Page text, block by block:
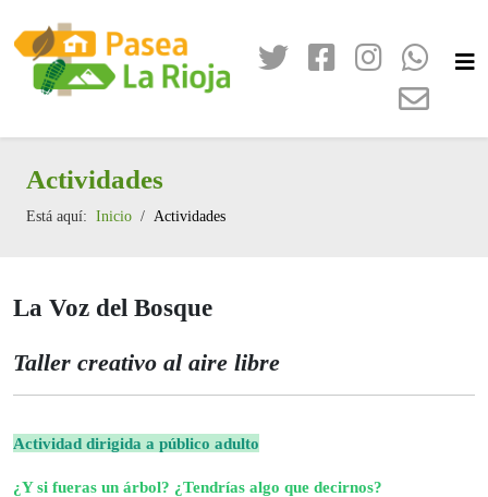
Actividades
Está aquí: Inicio Actividades
La Voz del Bosque
Taller creativo al aire libre
Actividad dirigida a público adulto
¿Y si fueras un árbol? ¿Tendrías algo que decirnos?